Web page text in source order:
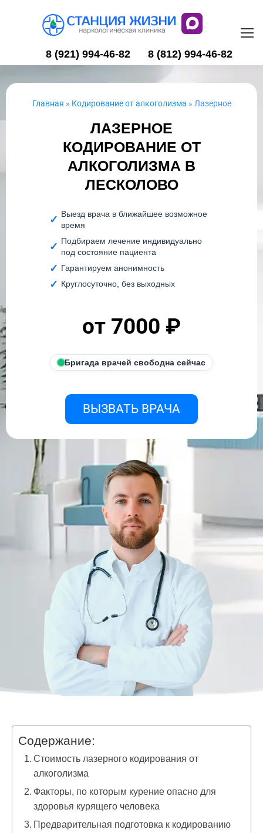
8 (921) 994-46-82 8 (812) 994-46-82
Главная » Кодирование от алкоголизма » Лазерное
ЛАЗЕРНОЕ
КОДИРОВАНИЕ ОТ
АЛКОГОЛИЗМА В
ЛЕСКОЛОВО
Выезд врача в ближайшее возможное
время
Подбираем лечение индивидуально
под состояние пациента
Гарантируем анонимность
Круглосуточно, без выходных
от 7000 ₽
Бригада врачей свободна сейчас
ВЫЗВАТЬ ВРАЧА
Содержание:
Стоимость лазерного кодирования от
алкоголизма
Факторы, по которым курение опасно для
здоровья курящего человека
Предварительная подготовка к кодированию